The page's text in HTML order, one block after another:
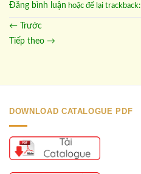
Đăng bình luận hoặc để lại trackback:
← Trước
Tiếp theo →
DOWNLOAD CATALOGUE PDF